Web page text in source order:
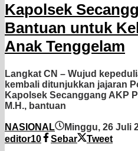
Kapolsek
Bantuan untuk
Anak Tenggelam
Langkat CN – Wujud
kembali ditunjukkan jajaran
Kapolsek Secanggang AKP
M.H., bantuan
NASIONAL Minggu, 26 Juli
editor10
Sebar Tweet